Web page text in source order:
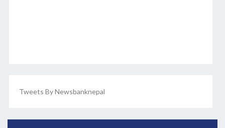
Tweets By Newsbanknepal